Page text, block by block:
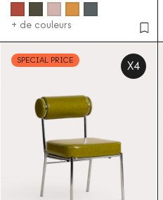
+ de couleurs
SPECIAL PRICE X4